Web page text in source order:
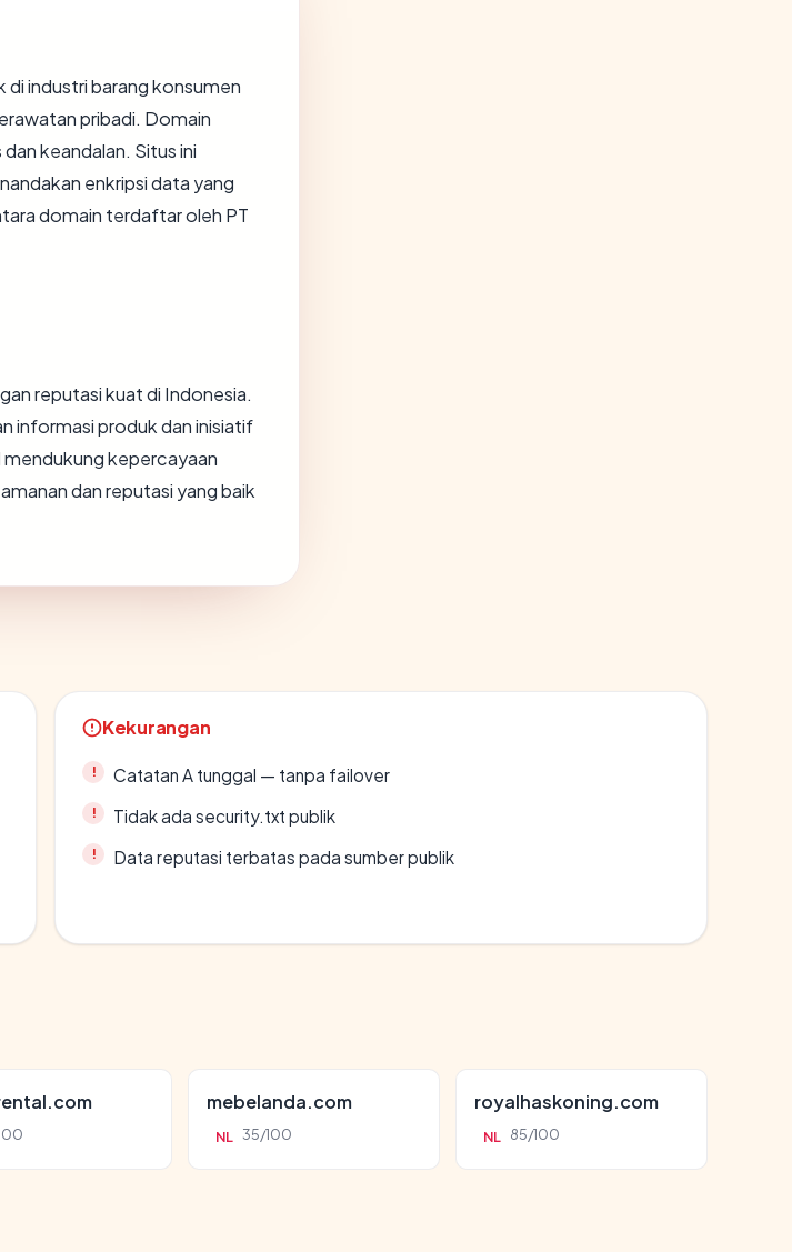
di industri barang konsumen
pribadi. Domain
keandalan. Situs ini
enkripsi data yang
domain terdaftar oleh PT
reputasi kuat di Indonesia.
informasi produk dan inisiatif
mendukung kepercayaan
dan reputasi yang baik
Kekurangan
Catatan A tunggal — tanpa failover
Tidak ada security.txt publik
Data reputasi terbatas pada sumber publik
mebelanda.com
NL 35/100
royalhaskoning.com
NL 85/100